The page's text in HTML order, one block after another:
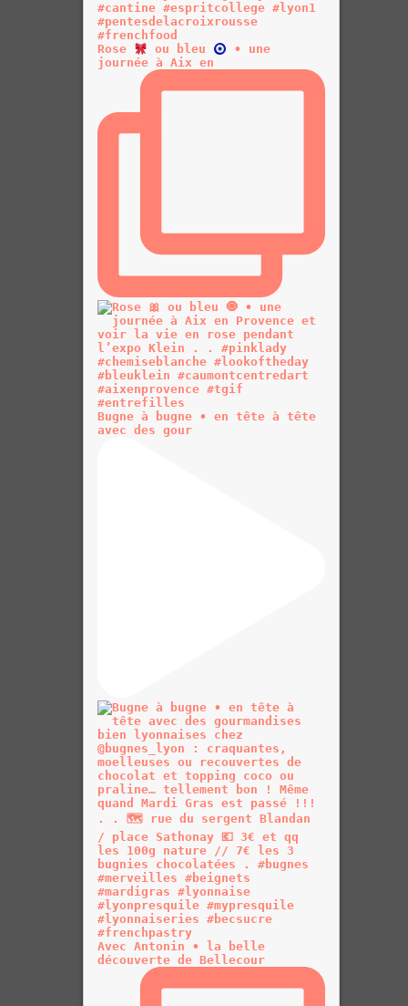
Rose ou bleu
• une
journée à Aix en
Bugne à bugne • en tête à tête
avec des gour
Avec Antonin • la belle
découverte de Bellecour